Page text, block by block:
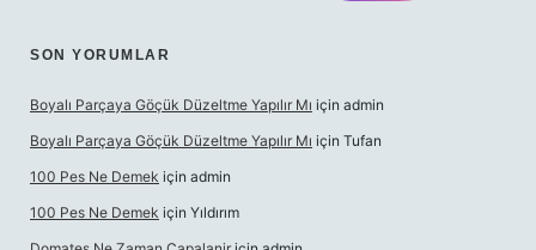
SON YORUMLAR
Boyalı Parçaya Göçük Düzeltme Yapılır Mı için admin
Boyalı Parçaya Göçük Düzeltme Yapılır Mı için Tufan
100 Pes Ne Demek için admin
100 Pes Ne Demek için Yıldırım